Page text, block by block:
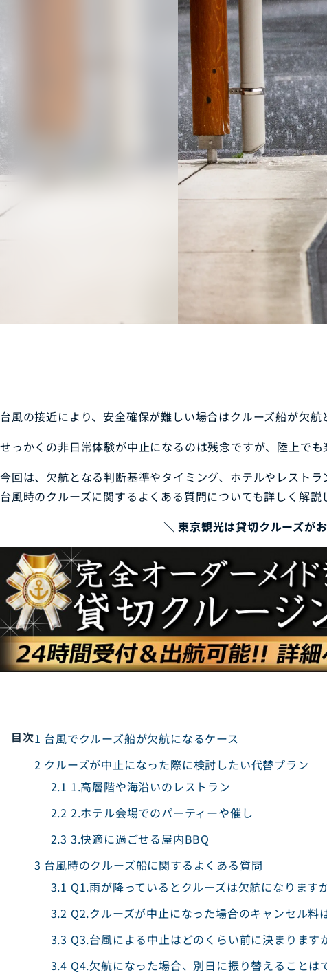
台風の接近により、安全確保が難しい場合はクルーズ船が欠航
せっかくの非日常体験が中止になるのは残念ですが、陸上でも
今回は、欠航となる判断基準やタイミング、ホテルやレスト
台風時のクルーズに関するよくある質問についても詳しく解説
＼ 東京観光は貸切クルーズが
目次1 台風でクルーズ船が欠航になるケース
2 クルーズが中止になった際に検討したい代替プラン
2.1 1.高層階や海沿いのレストラン
2.2 2.ホテル会場でのパーティーや催し
2.3 3.快適に過ごせる屋内BBQ
3 台風時のクルーズ船に関するよくある質問
3.1 Q1.雨が降っているとクルーズは欠航になります
3.2 Q2.クルーズが中止になった場合のキャンセル料
3.3 Q3.台風による中止はどのくらい前に決まります
3.4 Q4.欠航になった場合、別日に振り替えることは